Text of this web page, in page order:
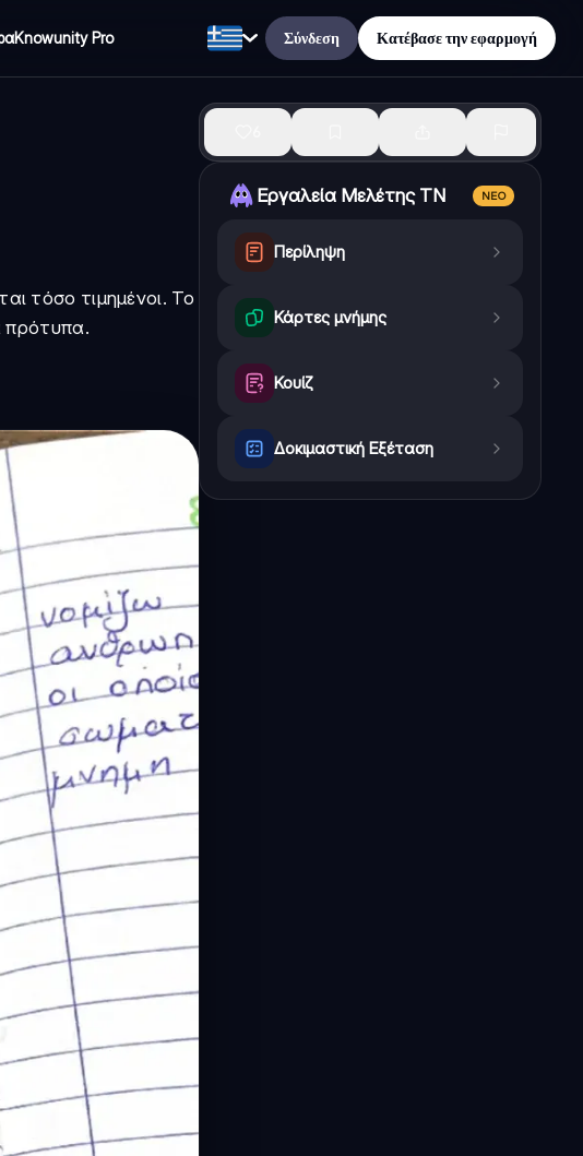
Knowunity Pro Σύνδεση Κατέβασε την εφαρμογή
τόσο τιμημένοι. Το
πρότυπα.
Εργαλεία Μελέτης ΤΝ ΝΈΟ
Περίληψη
Κάρτες μνήμης
Κουίζ
Δοκιμαστική Εξέταση